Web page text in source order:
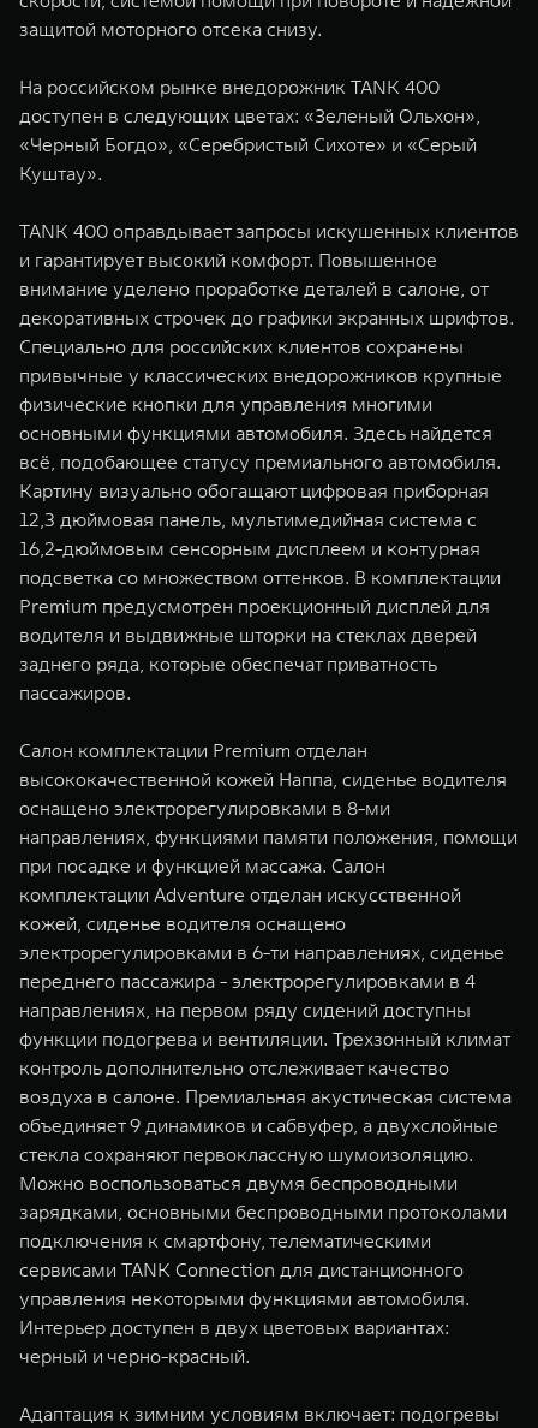
защитой моторного отсека снизу.
На российском рынке внедорожник TANK 400
доступен в следующих цветах: «Зеленый Ольхон»,
«Черный Богдо», «Серебристый Сихоте» и «Серый
Куштау».
TANK 400 оправдывает запросы искушенных клиентов
и гарантирует высокий комфорт. Повышенное
внимание уделено проработке деталей в салоне, от
декоративных строчек до графики экранных шрифтов.
Специально для российских клиентов сохранены
привычные у классических внедорожников крупные
физические кнопки для управления многими
основными функциями автомобиля. Здесь найдется
всё, подобающее статусу премиального автомобиля.
Картину визуально обогащают цифровая приборная
12,3 дюймовая панель, мультимедийная система с
16,2-дюймовым сенсорным дисплеем и контурная
подсветка со множеством оттенков. В комплектации
Premium предусмотрен проекционный дисплей для
водителя и выдвижные шторки на стеклах дверей
заднего ряда, которые обеспечат приватность
пассажиров.
Салон комплектации Premium отделан
высококачественной кожей Наппа, сиденье водителя
оснащено электрорегулировками в 8-ми
направлениях, функциями памяти положения, помощи
при посадке и функцией массажа. Салон
комплектации Adventure отделан искусственной
кожей, сиденье водителя оснащено
электрорегулировками в 6-ти направлениях, сиденье
переднего пассажира - электрорегулировками в 4
направлениях, на первом ряду сидений доступны
функции подогрева и вентиляции. Трехзонный климат
контроль дополнительно отслеживает качество
воздуха в салоне. Премиальная акустическая система
объединяет 9 динамиков и сабвуфер, а двухслойные
стекла сохраняют первоклассную шумоизоляцию.
Можно воспользоваться двумя беспроводными
зарядками, основными беспроводными протоколами
подключения к смартфону, телематическими
сервисами TANK Connection для дистанционного
управления некоторыми функциями автомобиля.
Интерьер доступен в двух цветовых вариантах:
черный и черно-красный.
Адаптация к зимним условиям включает: подогревы